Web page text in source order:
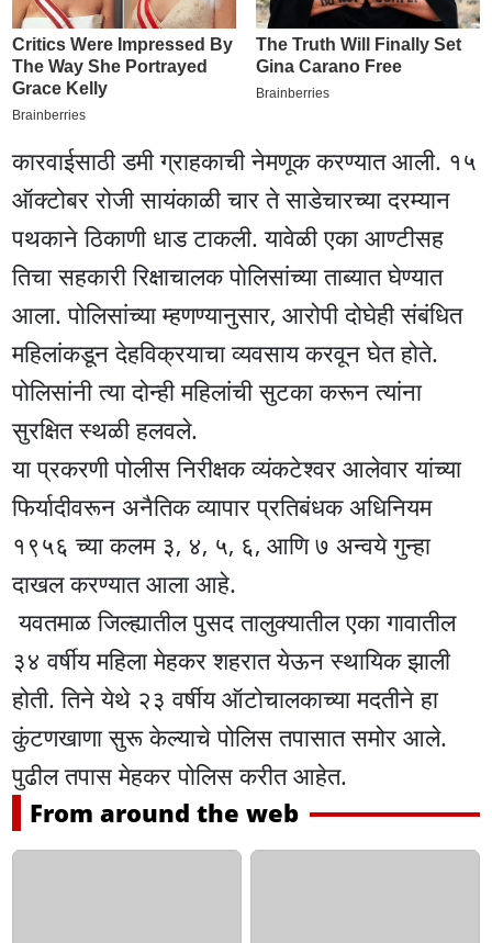
कारवाईसाठी डमी ग्राहकाची नेमणूक करण्यात आली. १५
ऑक्टोबर रोजी सायंकाळी चार ते साडेचारच्या दरम्यान
पथकाने ठिकाणी धाड टाकली. यावेळी एका आण्टीसह
तिचा सहकारी रिक्षाचालक पोलिसांच्या ताब्यात घेण्यात
आला. पोलिसांच्या म्हणण्यानुसार, आरोपी दोघेही संबंधित
महिलांकडून देहविक्रयाचा व्यवसाय करवून घेत होते.
पोलिसांनी त्या दोन्ही महिलांची सुटका करून त्यांना
सुरक्षित स्थळी हलवले.
या प्रकरणी पोलीस निरीक्षक व्यंकटेश्वर आलेवार यांच्या
फिर्यादीवरून अनैतिक व्यापार प्रतिबंधक अधिनियम
१९५६ च्या कलम ३, ४, ५, ६, आणि ७ अन्वये गुन्हा
दाखल करण्यात आला आहे.
यवतमाळ जिल्ह्यातील पुसद तालुक्यातील एका गावातील
३४ वर्षीय महिला मेहकर शहरात येऊन स्थायिक झाली
होती. तिने येथे २३ वर्षीय ऑटोचालकाच्या मदतीने हा
कुंटणखाणा सुरू केल्याचे पोलिस तपासात समोर आले.
पुढील तपास मेहकर पोलिस करीत आहेत.
From around the web